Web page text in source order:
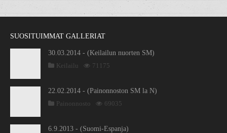
SUOSITUIMMAT GALLERIAT
30.03.2014 - (Keilailun nuorten SM)
Keilailu
71175
22.02.2014 - (Painonnoston SM la N)
Painonnosto
69035
6.9.2013 - (Suomi-Espanja)